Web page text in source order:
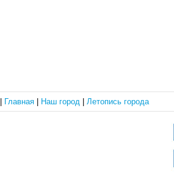
Главная Наш город Летопись города